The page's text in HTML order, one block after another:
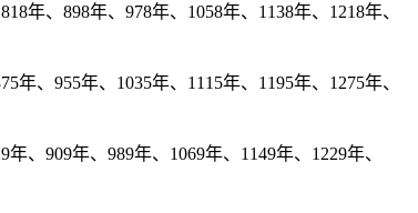
年、898年、978年、1058年、1138年、1218年、
、955年、1035年、1115年、1195年、1275年、
、909年、989年、1069年、1149年、1229年、